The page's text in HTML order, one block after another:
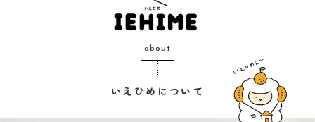
about
いえひめについて